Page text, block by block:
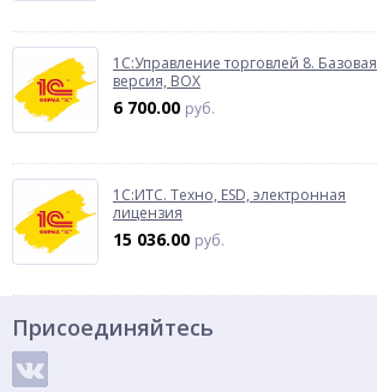
1C:Управление торговлей 8. Базовая
версия, BOX
6 700.00 руб.
1C:ИТС. Техно, ESD, электронная
лицензия
15 036.00 руб.
Присоединяйтесь